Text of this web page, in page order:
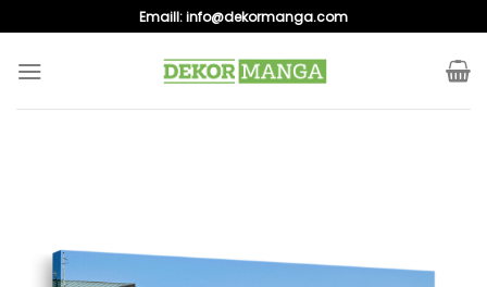
to
content
Emaill:info@dekormanga.com